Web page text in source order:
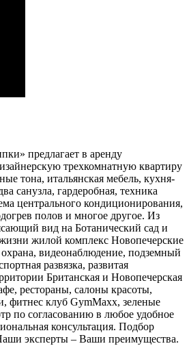
предлагает в аренду
трехкомнатную квартиру
тона, итальянская мебель, кухня-
санузла, гардеробная, техника
центрального кондиционирования,
полов и многое другое. Из
вид на Ботанический сад и
жилой комплекс Новопечерские
видеонаблюдение, подземный
развязка, развитая
Британская и Новопечерская
рестораны, салоны красоты,
фитнес клуб GymMaxx, зеленые
по согласованию в любое удобное
консультация. Подбор
эксперты – Ваши преимущества.